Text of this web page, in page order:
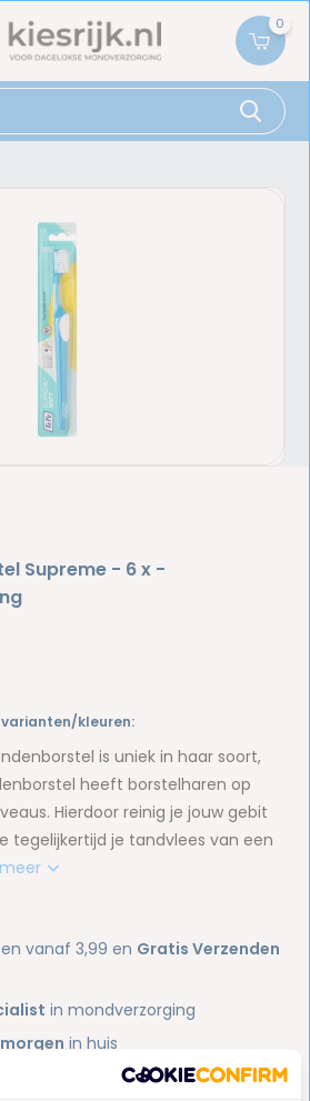
0
Supreme - 6 x -
kleuren:
is uniek in haar soort,
heeft borstelharen op
Hierdoor reinig je jouw gebit
tegelijkertijd je tandvlees van een
vanaf 3,99 en Gratis Verzenden
in mondverzorging
morgen in huis
klanten